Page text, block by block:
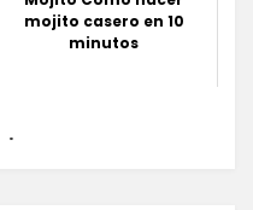
mojito casero en 10
minutos